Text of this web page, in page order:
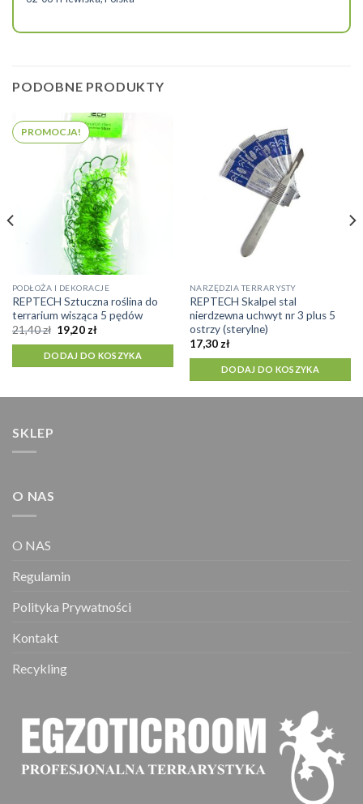
PODOBNE PRODUKTY
PROMOCJA!
PODŁOŻA I DEKORACJE
REPTECH Sztuczna roślina do
terrarium wisząca 5 pędów
21,40zł Pierwotna
cena
wynosiła:
21,40 zł.
19,20 złAktualna
wynosi:
19,20 zł.
DODAJ DO KOSZYKA
NARZĘDZIA TERRARYSTY
REPTECH Skalpel stal
nierdzewna uchwyt nr 3 plus 5
ostrzy (sterylne)
17,30 zł
DODAJ DO KOSZYKA
SKLEP
O NAS
O NAS
Regulamin
Polityka Prywatności
Kontakt
Recykling